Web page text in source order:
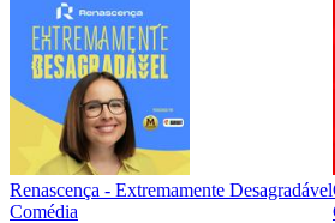
Renascença - Extremamente Desagradável
Comédia